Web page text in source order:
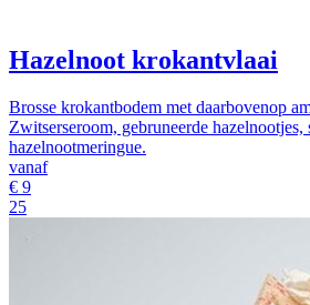
Hazelnoot krokantvlaai
Brosse krokantbodem met daarbovenop
Zwitserseroom, gebruneerde hazelnootjes,
hazelnootmeringue.
vanaf
€ 9
25